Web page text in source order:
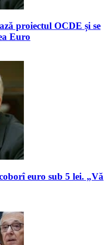
proiectul OCDE și se
Euro
euro sub 5 lei. „Vă